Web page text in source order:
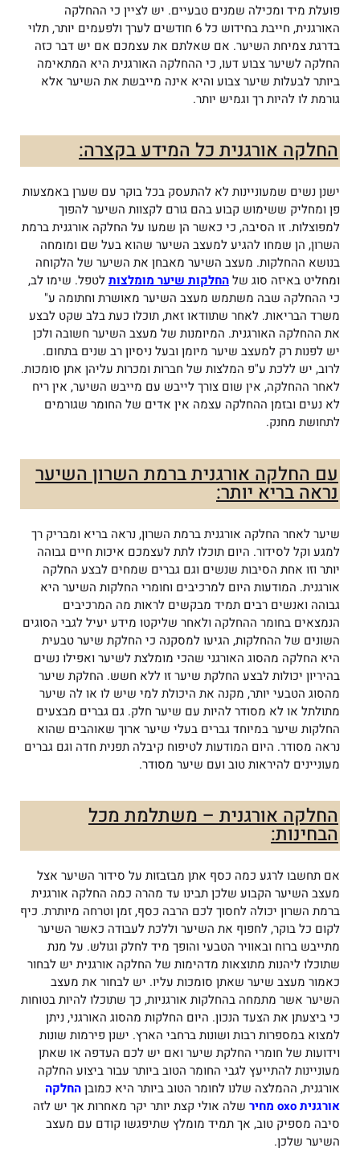
פועלת מיד ומכילה שמנים טבעיים. יש לציין כי ההחלקה
האורגנית, חייבת בחידוש כל 6 חודשים לערך ולפעמים יותר, תלוי
בדרגת צמיחת השיער. אם שאלתם את עצמכם אם יש דבר כזה
החלקה לשיער צבוע דעו, כי ההחלקה האורגנית היא המתאימה
ביותר לבעלות שיער צבוע והיא אינה מייבשת את השיער אלא
גורמת לו להיות רך וגמיש יותר.
החלקה אורגנית כל המידע בקצרה:
ישנן נשים שמעוניינות לא להתעסק בכל בוקר עם שערן באמצעות
פן ומחליק ששימוש קבוע בהם גורם לקצוות השיער להפוך
למפוצלות. זו הסיבה, כי כאשר הן שמעו על החלקה אורגנית ברמת
השרון, הן שמחו להגיע למעצב השיער שהוא בעל שם ומומחה
בנושא ההחלקות. מעצב השיער מאבחן את השיער של הלקוחה
ומחליט באיזה סוג שלהחלקות שיער מומלצות לטפל. שימו לב,
כי ההחלקה שבה משתמש מעצב השיער מאושרת וחתומה ע"
משרד הבריאות. לאחר שתוודאו זאת, תוכלו כעת בלב שקט לבצע
את ההחלקה האורגנית. המיומנות של מעצב השיער חשובה ולכן
יש לפנות רק למעצב שיער מיומן ובעל ניסיון רב שנים בתחום.
לרוב, יש ללכת ע"פ המלצות של חברות ומכרות עליהן אתן סומכות.
לאחר ההחלקה, אין שום צורך לייבש עם מייבש השיער, אין ריח
לא נעים ובזמן ההחלקה עצמה אין אדים של החומר שגורמים
לתחושת מחנק.
עם החלקה אורגנית ברמת השרון השיער
נראה בריא יותר:
שיער לאחר החלקה אורגנית ברמת השרון, נראה בריא ומבריק רך
למגע וקל לסידור. היום תוכלו לתת לעצמכם איכות חיים גבוהה
יותר וזו אחת הסיבות שנשים וגם גברים שמחים לבצע החלקה
אורגנית. המודעות היום למרכיבים וחומרי החלקות השיער היא
גבוהה ואנשים רבים תמיד מבקשים לראות מה המרכיבים
הנמצאים בחומר ההחלקה ולאחר שליקטו מידע יעיל לגבי הסוגים
השונים של ההחלקות, הגיעו למסקנה כי החלקת שיער טבעית
היא החלקה מהסוג האורגני שהכי מומלצת לשיער ואפילו נשים
בהיריון יכולות לבצע החלקת שיער זו ללא חשש. החלקת שיער
מהסוג הטבעי יותר, מקנה את היכולת למי שיש לו או לה שיער
מתולתל או לא מסודר להיות עם שיער חלק. גם גברים מבצעים
החלקות שיער במיוחד גברים בעלי שיער ארוך שאוהבים שהוא
נראה מסודר. היום המודעות לטיפוח קיבלה תפנית חדה וגם גברים
מעוניינים להיראות טוב ועם שיער מסודר.
החלקה אורגנית – משתלמת מכל
הבחינות:
אם תחשבו לרגע כמה כסף אתן מבזבזות על סידור השיער אצל
מעצב השיער הקבוע שלכן תבינו עד מהרה כמה החלקה אורגנית
ברמת השרון יכולה לחסוך לכם הרבה כסף, זמן וטרחה מיותרת. כיף
לקום כל בוקר, לחפוף את השיער וללכת לעבודה כאשר השיער
מתייבש ברוח ובאוויר הטבעי והופך מיד לחלק וגולש. על מנת
שתוכלו ליהנות מתוצאות מדהימות של החלקה אורגנית יש לבחור
כאמור מעצב שיער שאתן סומכות עליו. יש לבחור את מעצב
השיער אשר מתמחה בהחלקות אורגניות, כך שתוכלו להיות בטוחות
כי ביצעתן את הצעד הנכון. היום החלקות מהסוג האורגני, ניתן
למצוא במספרות רבות ושונות ברחבי הארץ. ישנן פירמות שונות
וידועות של חומרי החלקת שיער ואם יש לכם העדפה או שאתן
מעוניינות להתייעץ לגבי החומר הטוב ביותר עבור ביצוע החלקה
אורגנית, ההמלצה שלנו לחומר הטוב ביותר היא כמובןהחלקה
אורגנית oxo מחיר
שלה אולי קצת יותר יקר מאחרות אך יש לזה
סיבה מספיק טוב, אך תמיד מומלץ שתיפגשו קודם עם מעצב
השיער שלכן.